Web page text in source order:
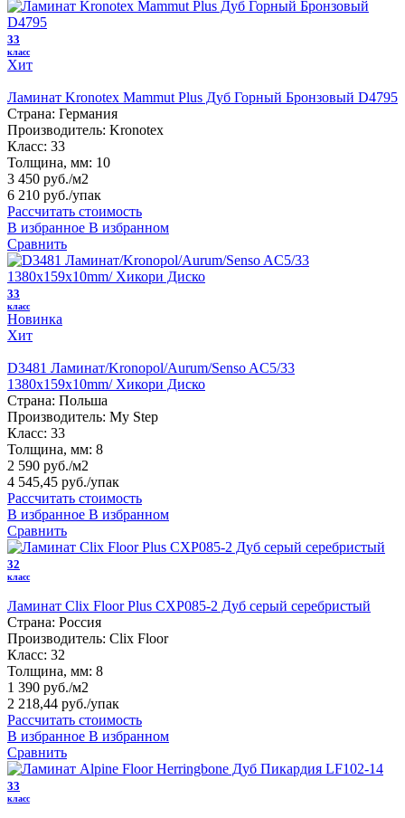
33
класс
Хит
Ламинат Kronotex Mammut Plus Дуб Горный Бронзовый D4795
Страна: Германия
Производитель: Kronotex
Класс: 33
Толщина, мм: 10
3 450 руб./м2
6 210 руб./упак
Рассчитать стоимость
В избранное В избранном
Сравнить
33
класс
Новинка
Хит
D3481 Ламинат/Kronopol/Aurum/Senso AC5/33
1380х159х10mm/ Хикори Диско
Страна: Польша
Производитель: My Step
Класс: 33
Толщина, мм: 8
2 590 руб./м2
4 545,45 руб./упак
Рассчитать стоимость
В избранное В избранном
Сравнить
32
класс
Ламинат Clix Floor Plus CXP085-2 Дуб серый серебристый
Страна: Россия
Производитель: Clix Floor
Класс: 32
Толщина, мм: 8
1 390 руб./м2
2 218,44 руб./упак
Рассчитать стоимость
В избранное В избранном
Сравнить
33
класс